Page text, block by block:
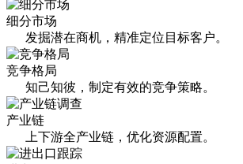
细分市场
发掘潜在商机，精准定位目标客户。
竞争格局
知己知彼，制定有效的竞争策略。
产业链
上下游全产业链，优化资源配置。